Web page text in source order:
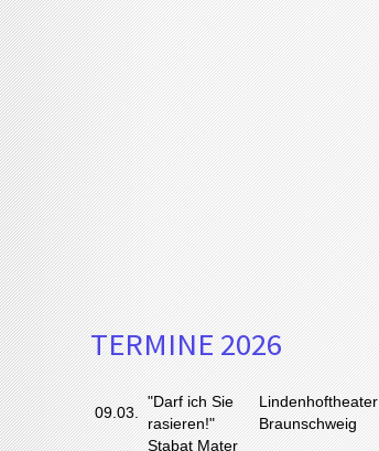
TERMINE 2026
09.03.
"Darf ich Sie
rasieren!"
Lindenhoftheater
Braunschweig
Stabat Mater